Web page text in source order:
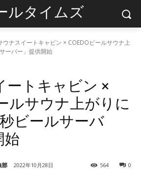
ルタイムズ
ウナスイートキャビン × COEDOビールサウナ上
ーバー」提供開始
ートキャビン ×
ルサウナ上がりに
ビールサーバ
始
部 2022年10月28日 0
564